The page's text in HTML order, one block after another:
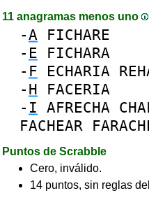
11 anagramas menos uno
-A FICHARE
- E
FICHARA
- F ECHARIA
- H
FACERIA
- I AFRECHA
FACHEAR
Puntos de Scrabble
Cero, inválido.
14 puntos, sin reglas